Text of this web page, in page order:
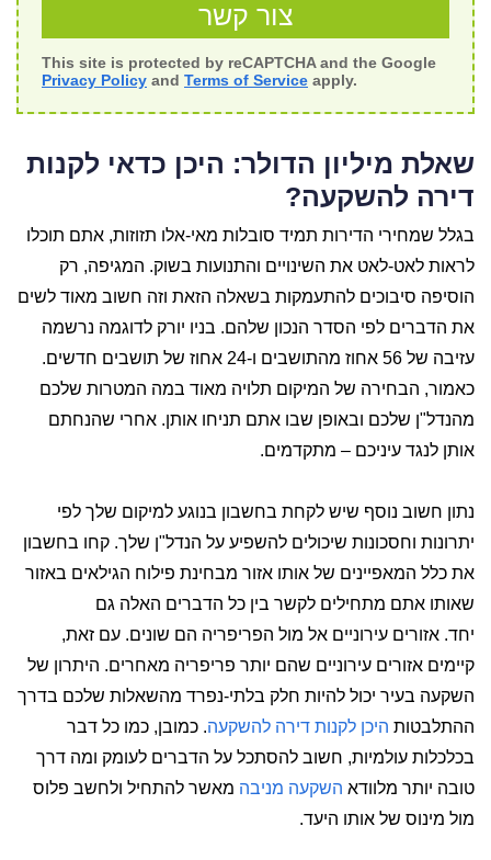
צור קשר
This site is protected by reCAPTCHA and the Google
Privacy Policy and Terms of Service apply.
שאלת מיליון הדולר: היכן כדאי לקנות
דירה להשקעה?
בגלל שמחירי הדירות תמיד סובלות מאי-אלו תזוזות, אתם תוכלו
לראות לאט-לאט את השינויים והתנועות בשוק. המגיפה, רק
הוסיפה סיבוכים להתעמקות בשאלה הזאת וזה חשוב מאוד לשים
את הדברים לפי הסדר הנכון שלהם. בניו יורק לדוגמה נרשמה
עזיבה של 56 אחוז מהתושבים ו-24 אחוז של תושבים חדשים.
כאמור, הבחירה של המיקום תלויה מאוד במה המטרות שלכם
מהנדל"ן שלכם ובאופן שבו אתם תניחו אותן. אחרי שהנחתם
אותן לנגד עיניכם – מתקדמים.
נתון חשוב נוסף שיש לקחת בחשבון בנוגע למיקום שלך לפי
יתרונות וחסכונות שיכולים להשפיע על הנדל"ן שלך. קחו בחשבון
את כלל המאפיינים של אותו אזור מבחינת פילוח הגילאים באזור
שאותו אתם מתחילים לקשר בין כל הדברים האלה גם
יחד. אזורים עירוניים אל מול הפריפריה הם שונים. עם זאת,
קיימים אזורים עירוניים שהם יותר פריפריה מאחרים. היתרון של
השקעה בעיר יכול להיות חלק בלתי-נפרד מהשאלות שלכם בדרך
ההתלבטות היכן לקנות דירה להשקעה. כמובן, כמו כל דבר
בכלכלות עולמיות, חשוב להסתכל על הדברים לעומק ומה דרך
טובה יותר מלוודא השקעה מניבה מאשר להתחיל ולחשב פלוס
מול מינוס של אותו היעד.